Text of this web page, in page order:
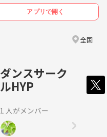
アプリで開く
全国
ダンスサーク
ルHYP
1 人がメンバー